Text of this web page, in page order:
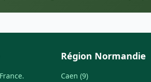
Région Normandie
Caen (9)